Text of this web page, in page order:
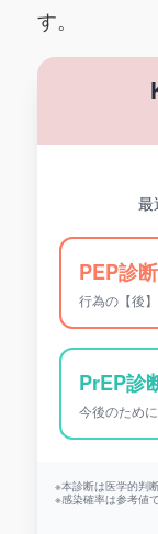
す。
最
PEP診
行為の【後
PrEP診
今後のため
※本診断は医学的判
※感染確率は参考値